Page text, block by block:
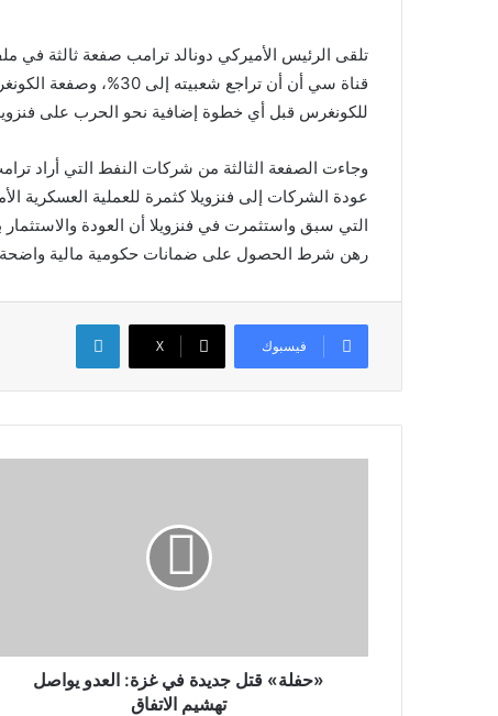
تلقى الرئيس الأميركي دونالد ترامب صفعة ثالثة في
قناة سي أن أن تراجع
للكونغرس قبل أي خطوة إضافية نحو الحرب على
وجاءت الصفعة الثالثة من شركات النفط التي أراد
عودة الشركات إلى فنزويلا كثمرة للعملية العسكرية
التي سبق واستثمرت في فنزويلا أن العودة والاستثمار
رهن شرط الحصول على ضمانات حكومية مالية واضحة
فيسبوك X
لينكدإن
«حفلة» قتل جديدة في غزة: العدو يواصل
تهشيم الاتفاق